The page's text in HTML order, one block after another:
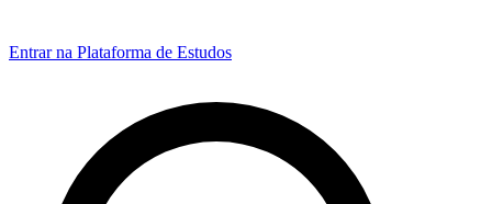
Entrar na Plataforma de Estudos